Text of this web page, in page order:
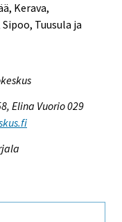
Kerava,
Tuusula ja
Elina Vuorio 029